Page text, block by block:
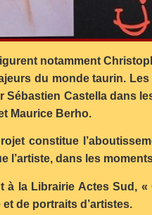
notamment
du monde taurin.
Sébastien Castella dans
Maurice Berho.
constitue
l’artiste, dans les
à la Librairie Actes Sud,
de portraits d’artistes.